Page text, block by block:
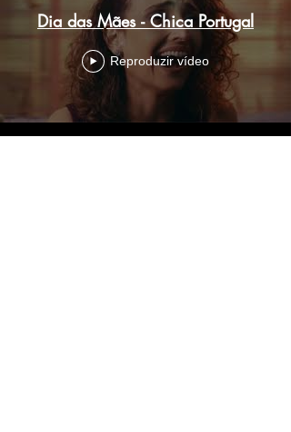
Dia das Mães - Chica Portugal
Reproduzir vídeo